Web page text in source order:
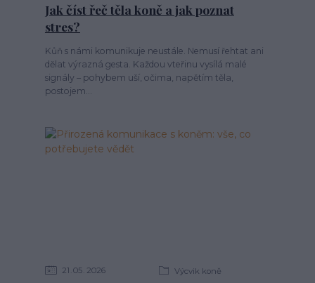
Jak číst řeč těla koně a jak poznat
stres?
Kůň s námi komunikuje neustále. Nemusí řehtat ani
dělat výrazná gesta. Každou vteřinu vysílá malé
signály – pohybem uší, očima, napětím těla,
postojem...
21 05 2026 Výcvik koně